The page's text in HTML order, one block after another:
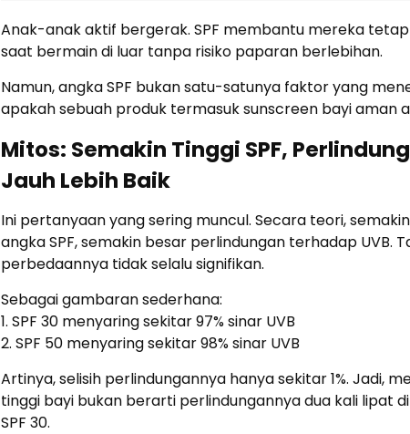
Anak-anak aktif bergerak. SPF membantu mereka
saat bermain di luar tanpa risiko paparan berlebihan.
Namun, angka SPF bukan satu-satunya faktor yang
apakah sebuah produk termasuk sunscreen bayi aman
Mitos: Semakin Tinggi SPF,
Jauh Lebih Baik
Ini pertanyaan yang sering muncul. Secara teori,
angka SPF, semakin besar perlindungan terhadap UVB.
perbedaannya tidak selalu signifikan.
Sebagai gambaran sederhana:
1. SPF 30 menyaring sekitar 97% sinar UVB
2. SPF 50 menyaring sekitar 98% sinar UVB
Artinya, selisih perlindungannya hanya sekitar 1%. Jadi,
tinggi bayi bukan berarti perlindungannya dua kali lipat
SPF 30.